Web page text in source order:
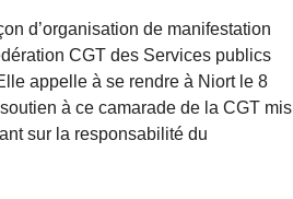
d’organisation de manifestation
CGT des Services publics
appelle à se rendre à Niort le 8
à ce camarade de la CGT mis
sur la responsabilité du